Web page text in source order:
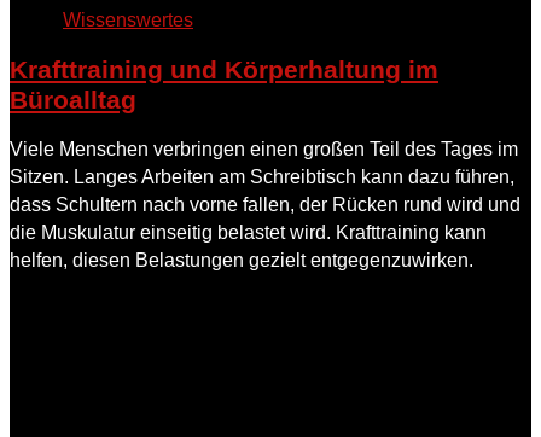
Wissenswertes
Krafttraining und Körperhaltung im
Büroalltag
Viele Menschen verbringen einen großen Teil des Tages im
Sitzen. Langes Arbeiten am Schreibtisch kann dazu führen,
dass Schultern nach vorne fallen, der Rücken rund wird und
die Muskulatur einseitig belastet wird. Krafttraining kann
helfen, diesen Belastungen gezielt entgegenzuwirken.